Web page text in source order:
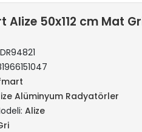
Alize 50x112 cm Mat
DR94821
Alüminyum Radyatörler
Alize